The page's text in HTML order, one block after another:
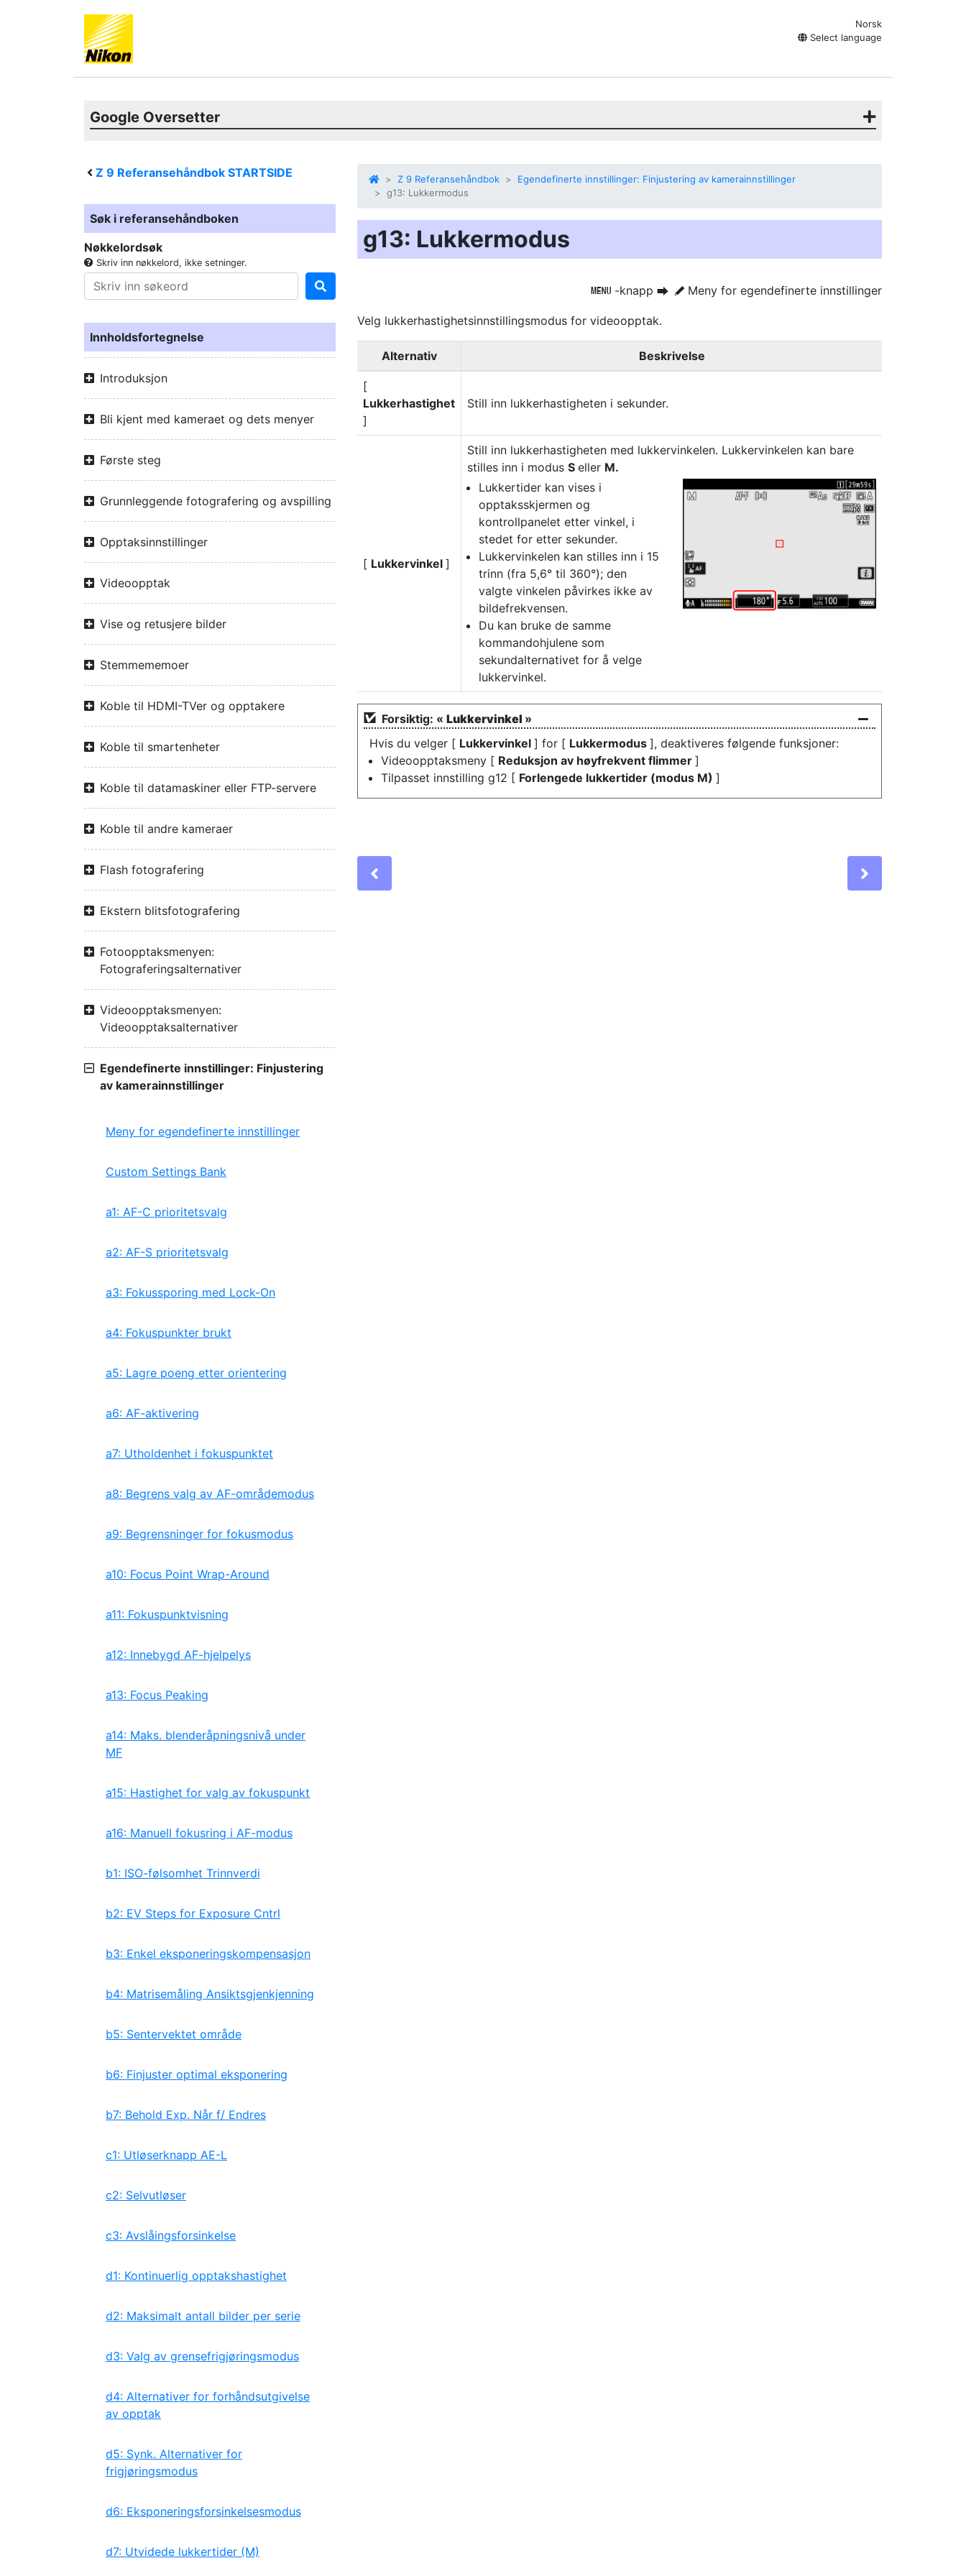
Norsk
Select language
Google Oversetter
Z 9 Referansehåndbok STARTSIDE
Søk i referansehåndboken
Nøkkelordsøk
Skriv inn nøkkelord, ikke setninger.
Innholdsfortegnelse
Introduksjon
Bli kjent med kameraet og dets menyer
Første steg
Grunnleggende fotografering og avspilling
Opptaksinnstillinger
Videoopptak
Vise og retusjere bilder
Stemmememoer
Koble til HDMI-TVer og opptakere
Koble til smartenheter
Koble til datamaskiner eller FTP-servere
Koble til andre kameraer
Flash fotografering
Ekstern blitsfotografering
Fotoopptaksmenyen:
Fotograferingsalternativer
Videoopptaksmenyen:
Videoopptaksalternativer
Egendefinerte innstillinger: Finjustering
av kamerainnstillinger
Meny for egendefinerte innstillinger
Custom Settings Bank
a1: AF-C prioritetsvalg
a2: AF-S prioritetsvalg
a3: Fokussporing med Lock-On
a4: Fokuspunkter brukt
a5: Lagre poeng etter orientering
a6: AF-aktivering
a7: Utholdenhet i fokuspunktet
a8: Begrens valg av AF-områdemodus
a9: Begrensninger for fokusmodus
a10: Focus Point Wrap-Around
a11: Fokuspunktvisning
a12: Innebygd AF-hjelpelys
a13: Focus Peaking
a14: Maks. blenderåpningsnivå under
MF
a15: Hastighet for valg av fokuspunkt
a16: Manuell fokusring i AF-modus
b1: ISO-følsomhet Trinnverdi
b2: EV Steps for Exposure Cntrl
b3: Enkel eksponeringskompensasjon
b4: Matrisemåling Ansiktsgjenkjenning
b5: Sentervektet område
b6: Finjuster optimal eksponering
b7: Behold Exp. Når f/ Endres
c1: Utløserknapp AE-L
c2: Selvutløser
c3: Avslåingsforsinkelse
d1: Kontinuerlig opptakshastighet
d2: Maksimalt antall bilder per serie
d3: Valg av grensefrigjøringsmodus
d4: Alternativer for forhåndsutgivelse
av opptak
d5: Synk. Alternativer for
frigjøringsmodus
d6: Eksponeringsforsinkelsesmodus
d7: Utvidede lukkertider (M)
Z 9 Referansehåndbok
Egendefinerte innstillinger: Finjustering av kamerainnstillinger
g13: Lukkermodus
g13: Lukkermodus
G -knapp U A Meny for egendefinerte innstillinger
Velg lukkerhastighetsinnstillingsmodus for videoopptak.
Alternativ Beskrivelse
[
Lukkerhastighet
]
Still inn lukkerhastigheten i sekunder.
[ Lukkervinkel ]
Still inn lukkerhastigheten med lukkervinkelen. Lukkervinkelen kan bare
stilles inn i modus S eller M.
Lukkertider kan vises i
opptaksskjermen og
kontrollpanelet etter vinkel, i
stedet for etter sekunder.
Lukkervinkelen kan stilles inn i 15
trinn (fra 5,6° til 360°); den
valgte vinkelen påvirkes ikke av
bildefrekvensen.
Du kan bruke de samme
kommandohjulene som
sekundalternativet for å velge
lukkervinkel.
Forsiktig: « Lukkervinkel »
Hvis du velger [ Lukkervinkel ] for [ Lukkermodus ], deaktiveres følgende funksjoner:
Videoopptaksmeny [ Reduksjon av høyfrekvent flimmer ]
Tilpasset innstilling g12 [ Forlengede lukkertider (modus M) ]